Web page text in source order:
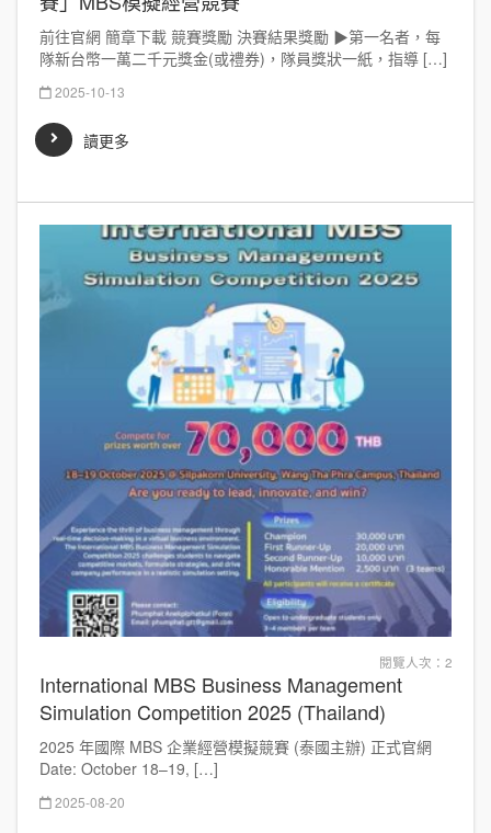
前往官網 簡章下載 競賽獎勵 決賽結果獎勵 ▶第一名者，每
隊新台幣一萬二千元獎金(或禮券)，隊員獎狀一紙，指導 […]
2025-10-13
讀更多
閱覽人次：2
International MBS Business Management
Simulation Competition 2025 (Thailand)
2025 年國際 MBS 企業經營模擬競賽 (泰國主辦) 正式官網
Date: October 18–19, […]
2025-08-20